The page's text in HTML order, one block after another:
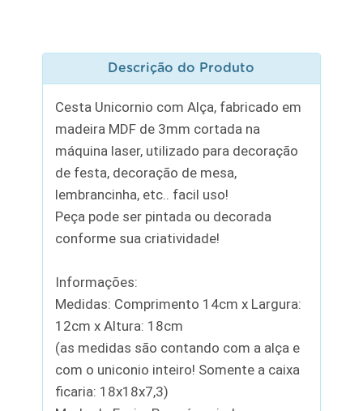
Descrição do Produto
Cesta Unicornio com Alça, fabricado em
madeira MDF de 3mm cortada na
máquina laser, utilizado para decoração
de festa, decoração de mesa,
lembrancinha, etc.. facil uso!
Peça pode ser pintada ou decorada
conforme sua criatividade!
Informações:
Medidas: Comprimento 14cm x Largura:
12cm x Altura: 18cm
(as medidas são contando com a alça e
com o uniconio inteiro! Somente a caixa
ficaria: 18x18x7,3)